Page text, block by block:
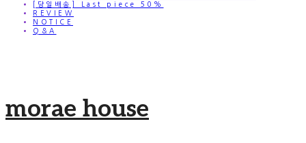
[당일배송] Last piece 50%
REVIEW
NOTICE
Q&A
morae house